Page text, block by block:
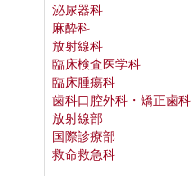
泌尿器科
麻酔科
放射線科
臨床検査医学科
臨床腫瘍科
歯科口腔外科・矯正歯科
放射線部
国際診療部
救命救急科